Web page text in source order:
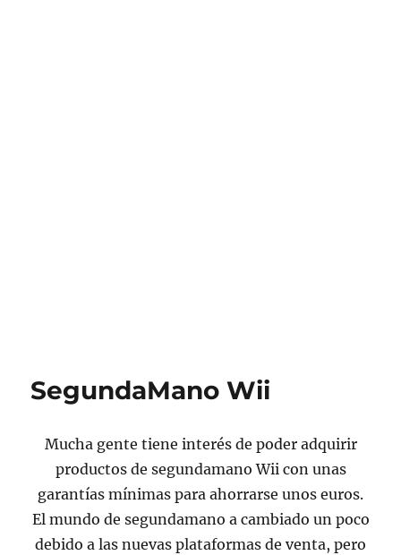
SegundaMano Wii
Mucha gente tiene interés de poder adquirir
productos de segundamano Wii con unas
garantías mínimas para ahorrarse unos euros.
El mundo de segundamano a cambiado un poco
debido a las nuevas plataformas de venta, pero